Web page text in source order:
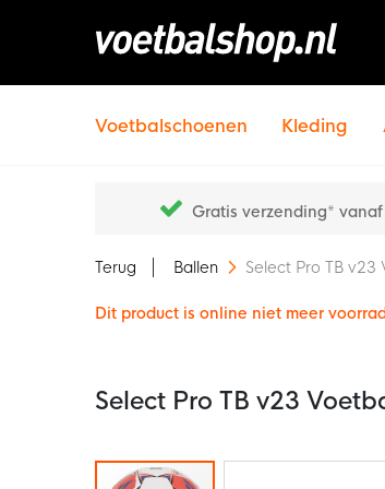
Voetbalschoenen Kleding
Gratis verzending*
Terug Ballen Select Pro TB
Dit product is online niet meer
Select Pro TB v23
Ga
naar